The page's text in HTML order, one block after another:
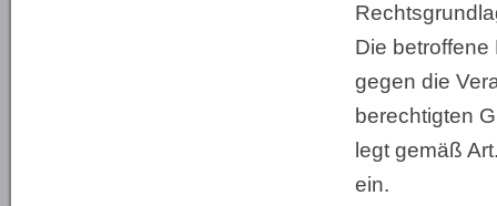
Die betroffene
gegen die
berechtigten
legt gemäß
ein.